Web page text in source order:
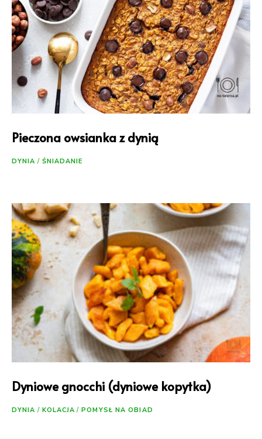
Pieczona owsianka z dynią
DYNIA / ŚNIADANIE
Dyniowe gnocchi (dyniowe kopytka)
DYNIA / KOLACJA / POMYSŁ NA OBIAD